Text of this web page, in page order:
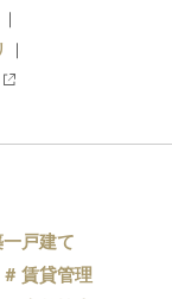
一戸建て
賃貸管理